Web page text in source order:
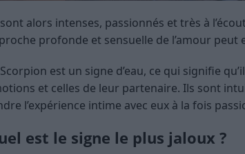
alors intenses, passionnés et très à
profonde et sensuelle de l’amour
est un signe d’eau, ce qui signifie
et celles de leur partenaire. Ils sont
l’expérience intime avec eux à la fois
est le signe le plus jaloux ?